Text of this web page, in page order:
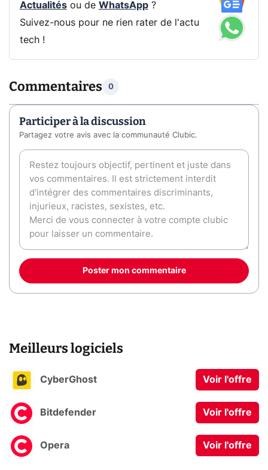
Actualitésou de WhatsApp?
Suivez-nous pour ne rien rater de l'actu
tech !
Commentaires 0
Participer à la discussion
Partagez votre avis avec la communauté Clubic.
Poster mon commentaire
Meilleurs logiciels
CyberGhost Voir l'offre
Bitdefender Voir l'offre
Opera Voir l'offre